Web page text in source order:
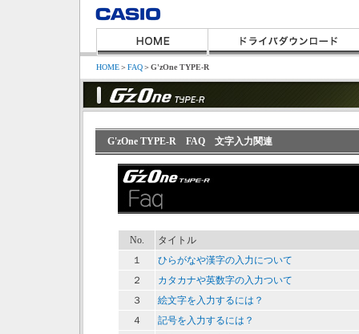
HOME＞FAQ＞G'zOne TYPE-R
G'zOne TYPE-R FAQ 文字入力関連
No.
タイトル
１
ひらがなや漢字の入力について
２
カタカナや英数字の入力ついて
３
絵文字を入力するには？
４
記号を入力するには？